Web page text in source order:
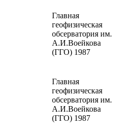
Главная
геофизическая
обсерватория им.
А.И.Воейкова
(ГГО) 1987
Главная
геофизическая
обсерватория им.
А.И.Воейкова
(ГГО) 1987